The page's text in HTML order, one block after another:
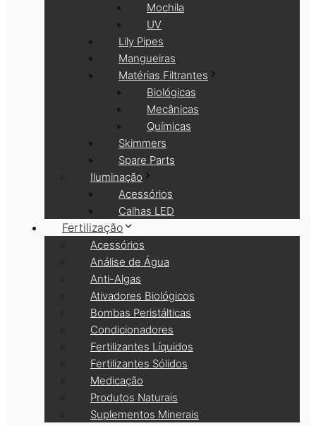
Mochila
UV
Lily Pipes
Mangueiras
Matérias Filtrantes
Biológicas
Mecânicas
Químicas
Skimmers
Spare Parts
Iluminação
Acessórios
Calhas LED
Fertilização
Acessórios
Análise de Água
Anti-Algas
Ativadores Biológicos
Bombas Peristálticas
Condicionadores
Fertilizantes Líquidos
Fertilizantes Sólidos
Medicação
Produtos Naturais
Suplementos Minerais